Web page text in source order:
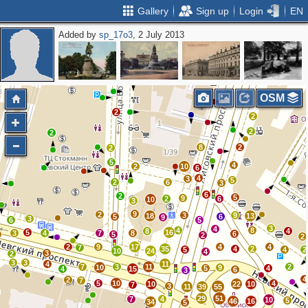
Gallery Sign up Login EN
Added bysp_17o3, 2 July 2013
2
5
6
9
13
3
4
2
4
4
4
4
6
2
4
8
6
6
4
2
4
4
9
55
5
39
3
11
3
29
51 46
22 10
16
10
5
4
2
5
4
34
6
7
10
7
7
10
11
15
3
10
10
5
2
7
9
7
2
3
4
4
3
3
2
3 5 4
3
2
5
2
2
2
5
2
7 5
9
8
18
8
17
24
35
11
5
4
16
9 3
5
9
2
6
10
3
8
6
4
3
10
6
5
3
4
2
2
2
2
2
2
2
2
2
2 3
3
OSM